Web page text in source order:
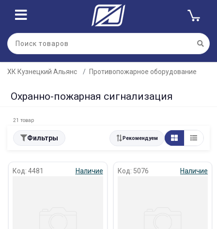
ХК Кузнецкий Альянс Противопожарное оборудование
Охранно-пожарная сигнализация
21 товар
Фильтры Рекомендуем
Код: 4481 Наличие Код: 5076 Наличие